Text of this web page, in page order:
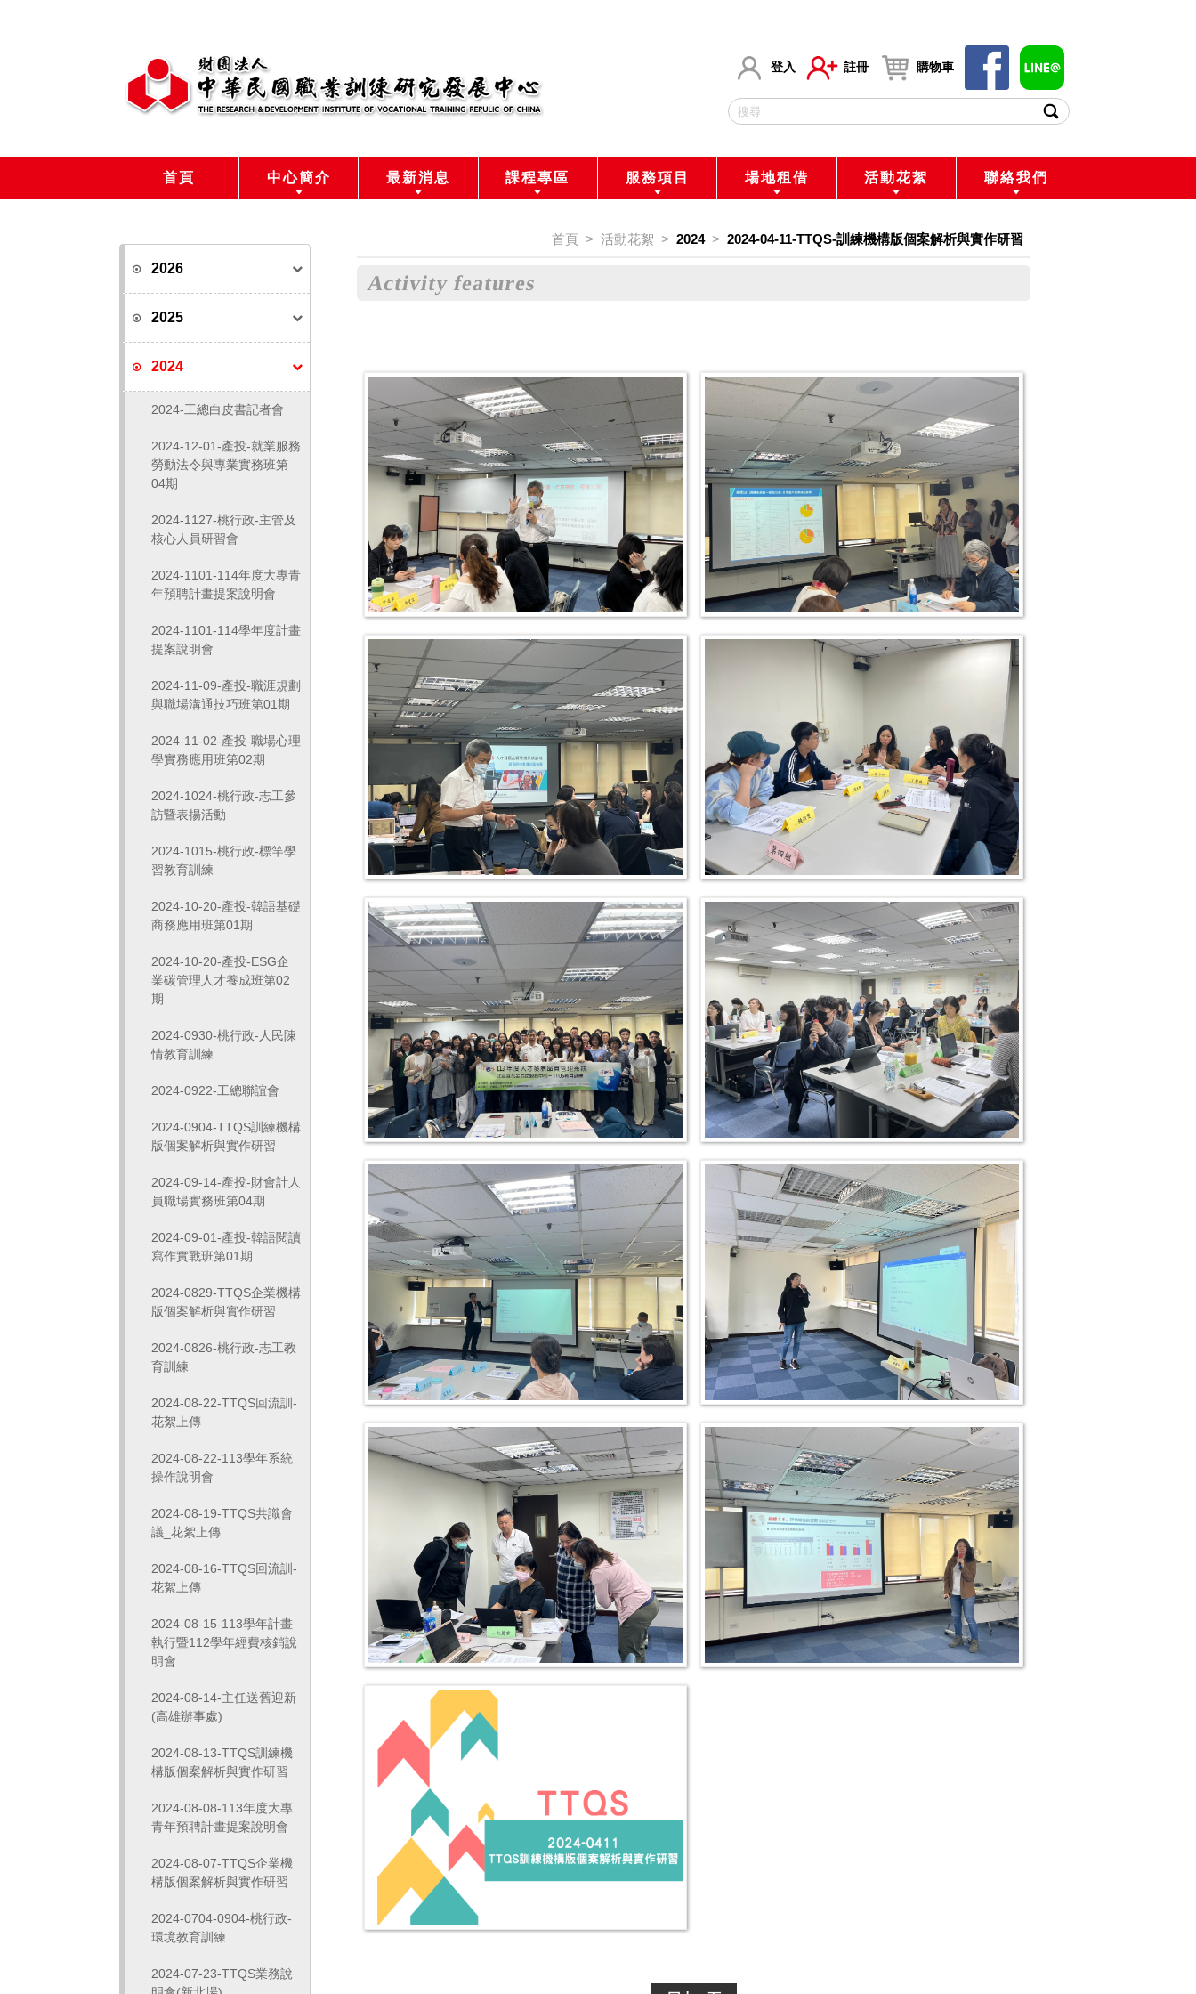
登入 註冊 購物車
首頁 中心簡介 最新消息 課程專區 服務項目 場地租借 活動花絮 聯絡我們
2026
2025
2024
2024-工總白皮書記者會
2024-12-01-產投-就業服務
勞動法令與專業實務班第
04期
2024-1127-桃行政-主管及
核心人員研習會
2024-1101-114年度大專青
年預聘計畫提案說明會
2024-1101-114學年度計畫
提案說明會
2024-11-09-產投-職涯規劃
與職場溝通技巧班第01期
2024-11-02-產投-職場心理
學實務應用班第02期
2024-1024-桃行政-志工參
訪暨表揚活動
2024-1015-桃行政-標竿學
習教育訓練
2024-10-20-產投-韓語基礎
商務應用班第01期
2024-10-20-產投-ESG企
業碳管理人才養成班第02
期
2024-0930-桃行政-人民陳
情教育訓練
2024-0922-工總聯誼會
2024-0904-TTQS訓練機構
版個案解析與實作研習
2024-09-14-產投-財會計人
員職場實務班第04期
2024-09-01-產投-韓語閱讀
寫作實戰班第01期
2024-0829-TTQS企業機構
版個案解析與實作研習
2024-0826-桃行政-志工教
育訓練
2024-08-22-TTQS回流訓-
花絮上傳
2024-08-22-113學年系統
操作說明會
2024-08-19-TTQS共識會
議_花絮上傳
2024-08-16-TTQS回流訓-
花絮上傳
2024-08-15-113學年計畫
執行暨112學年經費核銷說
明會
2024-08-14-主任送舊迎新
(高雄辦事處)
2024-08-13-TTQS訓練機
構版個案解析與實作研習
2024-08-08-113年度大專
青年預聘計畫提案說明會
2024-08-07-TTQS企業機
構版個案解析與實作研習
2024-0704-0904-桃行政-
環境教育訓練
2024-07-23-TTQS業務說
首頁 > 活動花絮 > 2024 > 2024-04-11-TTQS-訓練機構版個案解析與實作研習
Activity features